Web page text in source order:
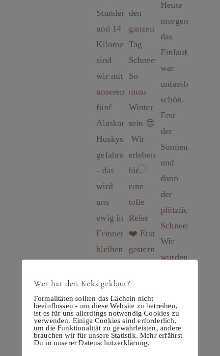
Wer hat den Keks geklaut?
Formalitäten sollten das Lächeln nicht
beeinflussen - um diese Website zu betreiben,
ist es für uns allerdings notwendig Cookies zu
verwenden. Einige Cookies sind erforderlich,
um die Funktionalität zu gewährleisten, andere
brauchen wir für unsere Statistik. Mehr erfährst
Du in unserer Datenschutzerklärung.